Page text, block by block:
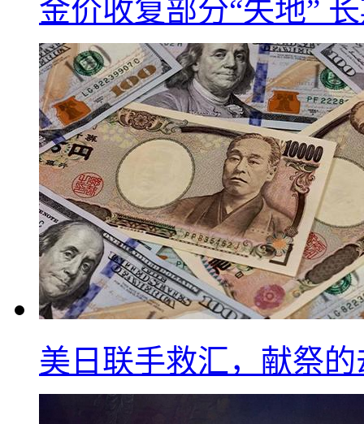
金价收复部分“失地”
美日联手救汇，献祭